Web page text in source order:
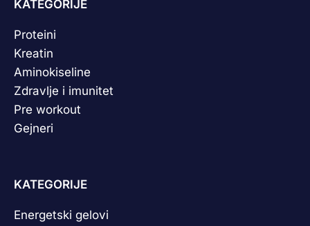
KATEGORIJE
Proteini
Kreatin
Aminokiseline
Zdravlje i imunitet
Pre workout
Gejneri
KATEGORIJE
Energetski gelovi